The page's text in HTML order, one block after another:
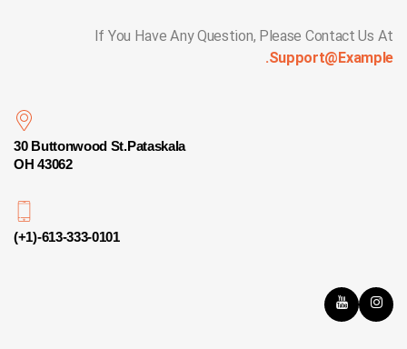
If You Have Any Question, Please Contact Us At
Support@example.
30 Buttonwood St.Pataskala
OH 43062
(+1)-613-333-0101